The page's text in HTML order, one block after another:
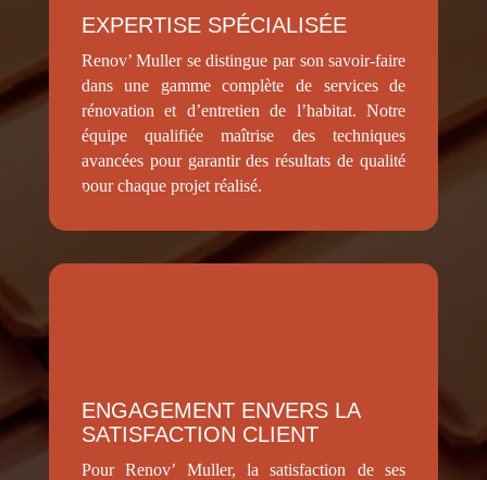
EXPERTISE SPÉCIALISÉE
Renov’ Muller se distingue par son savoir-faire
dans une gamme complète de services de
rénovation et d’entretien de l’habitat. Notre
équipe qualifiée maîtrise des techniques
avancées pour garantir des résultats de qualité
pour chaque projet réalisé.
ENGAGEMENT ENVERS LA
SATISFACTION CLIENT
Pour Renov’ Muller, la satisfaction de ses